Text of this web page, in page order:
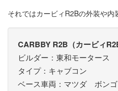
それではカービィR2Bの外装や内
CARBBY R2B（カービィ
ビルダー：東和モータース
タイプ：キャブコン
ベース車両：マツダ ボンゴ